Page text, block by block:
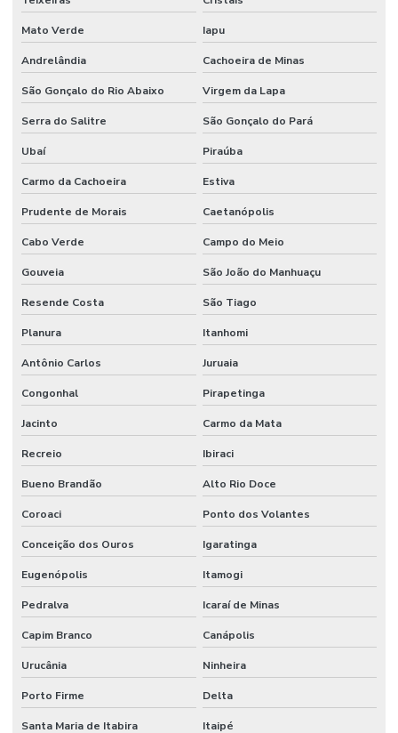
Mato Verde Iapu
Andrelândia Cachoeira de Minas
São Gonçalo do Rio Abaixo Virgem da Lapa
Serra do Salitre São Gonçalo do Pará
Ubaí Piraúba
Carmo da Cachoeira Estiva
Prudente de Morais Caetanópolis
Cabo Verde Campo do Meio
Gouveia São João do Manhuaçu
Resende Costa São Tiago
Planura Itanhomi
Antônio Carlos Juruaia
Congonhal Pirapetinga
Jacinto Carmo da Mata
Recreio Ibiraci
Bueno Brandão Alto Rio Doce
Coroaci Ponto dos Volantes
Conceição dos Ouros Igaratinga
Eugenópolis Itamogi
Pedralva Icaraí de Minas
Capim Branco Canápolis
Urucânia Ninheira
Porto Firme Delta
Santa Maria de Itabira Itaipé